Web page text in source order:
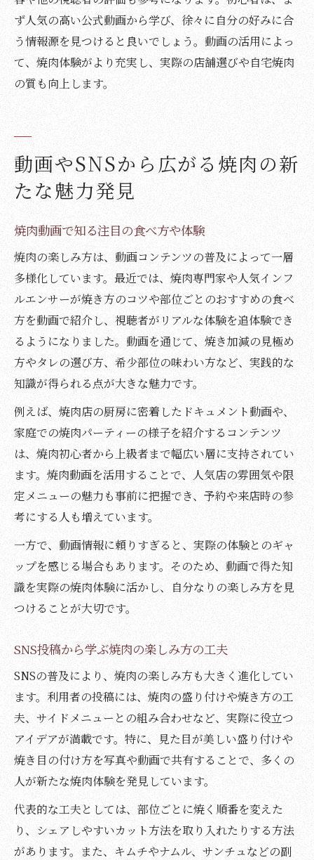
ず人気の高い公式動画から学び、徐々に自分の好みに合
う情報源を見つけると良いでしょう。動画の活用によっ
て、焼肉体験がより充実し、実際の店舗選びや自宅焼肉
の質も向上します。
動画やSNSから広がる焼肉の新
たな魅力発見
焼肉動画で知る注目の食べ方や体験
焼肉の楽しみ方は、動画コンテンツの普及によって一層
多様化しています。最近では、焼肉専門家や人気インフ
ルエンサーが焼き方のコツや部位ごとのおすすめの食べ
方を動画で紹介し、視聴者がリアルな体験を追体験でき
るようになりました。動画を通じて、焼き加減の見極め
方やタレの選び方、希少部位の味わい方など、実践的な
知識が得られる点が大きな魅力です。
例えば、焼肉店の厨房に密着したドキュメント動画や、
家庭での焼肉パーティーの様子を紹介するコンテンツ
は、焼肉初心者から上級者まで幅広い層に支持されてい
ます。焼肉動画を活用することで、人気店の雰囲気や限
定メニューの魅力も事前に把握でき、予約や来店時の参
考にする人も増えています。
一方で、動画情報に頼りすぎると、実際の体験とのギャ
ップを感じる場合もあります。そのため、動画で得た知
識を実際の焼肉体験に活かし、自分なりの楽しみ方を見
つけることが大切です。
SNS投稿から学ぶ焼肉の楽しみ方の工夫
SNSの普及により、焼肉の楽しみ方も大きく進化してい
ます。利用者の投稿には、焼肉の盛り付けや焼き方の工
夫、サイドメニューとの組み合わせなど、実際に役立つ
アイデアが満載です。特に、見た目が美しい盛り付けや
焼き目の付け方を写真や動画で共有することで、多くの
人が新たな焼肉体験を発見しています。
代表的な工夫としては、部位ごとに焼く順番を変えた
り、シェアしやすいカット方法を取り入れたりする方法
があります。また、キムチやナムル、サンチュなどの副